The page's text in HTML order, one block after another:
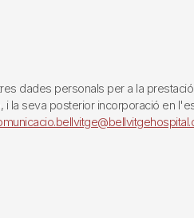
dades personals per a la
seva posterior incorporació en